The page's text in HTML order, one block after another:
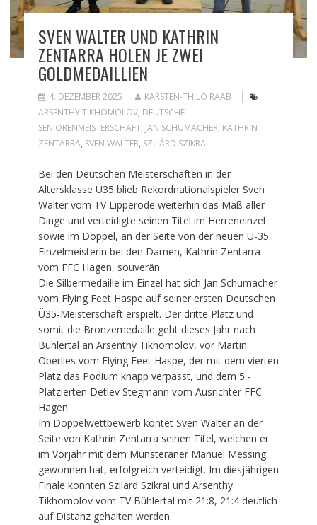
SVEN WALTER UND KATHRIN
ZENTARRA HOLEN JE ZWEI
GOLDMEDAILLIEN
4. DEZEMBER 2025
KARSTEN-THILO RAAB
ARSENTHY TIKHOMOLOV, DEUTSCHE
SENIORENMEISTERSCHAFT, JAN SCHUMACHER, KATHRIN
ZENTARRA, SVEN WALTER, SZILÁRD SZIKRAI
Bei den Deutschen Meisterschaften in der
Altersklasse Ü35 blieb Rekordnationalspieler Sven
Walter vom TV Lipperode weiterhin das Maß aller
Dinge und verteidigte seinen Titel im Herreneinzel
sowie im Doppel, an der Seite von der neuen Ü-35
Einzelmeisterin bei den Damen, Kathrin Zentarra
vom FFC Hagen, souverän.
Die Silbermedaille im Einzel hat sich Jan Schumacher
vom Flying Feet Haspe auf seiner ersten Deutschen
Ü35-Meisterschaft erspielt. Der dritte Platz und
somit die Bronzemedaille geht dieses Jahr nach
Bühlertal an Arsenthy Tikhomolov, vor Martin
Oberlies vom Flying Feet Haspe, der mit dem vierten
Platz das Podium knapp verpasst, und dem 5.-
Platzierten Detlev Stegmann vom Ausrichter FFC
Hagen.
Im Doppelwettbewerb kontet Sven Walter an der
Seite von Kathrin Zentarra seinen Titel, welchen er
im Vorjahr mit dem Münsteraner Manuel Messing
gewonnen hat, erfolgreich verteidigt. Im diesjährigen
Finale konnten Szilard Szikrai und Arsenthy
Tikhomolov vom TV Bühlertal mit 21:8, 21:4 deutlich
auf Distanz gehalten werden.